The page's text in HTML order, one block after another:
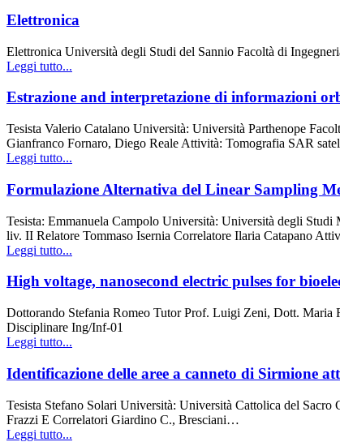
Elettronica
Elettronica Università degli Studi del Sannio Facoltà di
Leggi tutto...
Estrazione and interpretazione di informazioni
Tesista Valerio Catalano Università: Università Parthenope
Gianfranco Fornaro, Diego Reale Attività: Tomografia SAR
Leggi tutto...
Formulazione Alternativa del Linear Sampling
Tesista: Emmanuela Campolo Università: Università degli
liv. II Relatore Tommaso Isernia Correlatore Ilaria Catapano
Leggi tutto...
High voltage, nanosecond electric pulses for
Dottorando Stefania Romeo Tutor Prof. Luigi Zeni, Dott. Maria
Disciplinare Ing/Inf-01
Leggi tutto...
Identificazione delle aree a canneto di Sirmione
Tesista Stefano Solari Università: Università Cattolica del
Frazzi E Correlatori Giardino C., Bresciani…
Leggi tutto...